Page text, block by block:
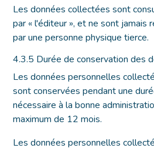
Les données collectées sont
par « l'éditeur », et ne sont jamais
par une personne physique tierce.
4.3.5 Durée de conservation des
Les données personnelles
sont conservées pendant une
nécessaire à la bonne
maximum de 12 mois.
Les données personnelles